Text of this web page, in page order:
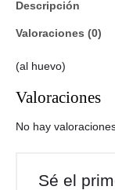
Descripción
Valoraciones (0)
(al huevo)
Valoraciones
No hay
Sé el